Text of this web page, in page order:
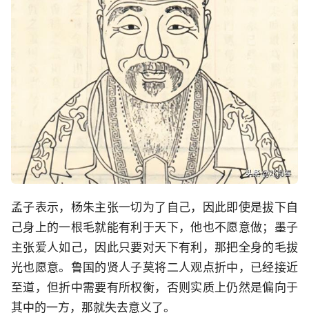
孟子表示，杨朱主张一切为了自己，因此即使是拔下自
己身上的一根毛就能有利于天下，他也不愿意做；墨子
主张爱人如己，因此只要对天下有利，那把全身的毛拔
光也愿意。鲁国的贤人子莫将二人观点折中，已经接近
至道，但折中需要有所权衡，否则实质上仍然是偏向于
其中的一方，那就失去意义了。